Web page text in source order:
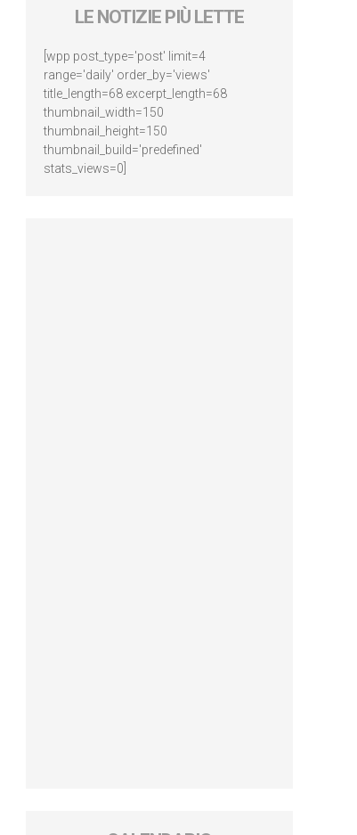
LE NOTIZIE PIÙ LETTE
[wpp post_type='post' limit=4
range='daily' order_by='views'
title_length=68 excerpt_length=68
thumbnail_width=150
thumbnail_height=150
thumbnail_build='predefined'
stats_views=0]